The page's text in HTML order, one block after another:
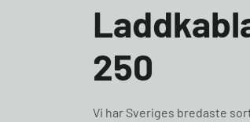
250
Vi har Sveriges bredaste